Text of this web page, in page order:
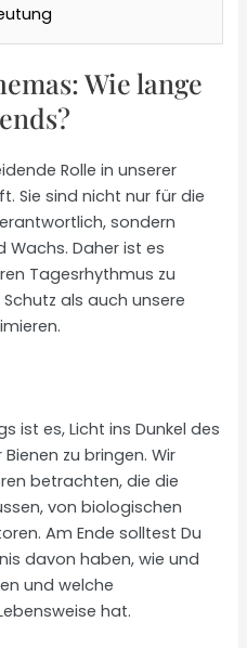
Wie lange
Rolle in unserer
Sie sind nicht nur für die
sondern
Wachs. Daher ist es
Tagesrhythmus zu
als auch unsere
ist es, Licht ins Dunkel des
zu bringen. Wir
betrachten, die die
von biologischen
Am Ende solltest Du
davon haben, wie und
und welche
hat.